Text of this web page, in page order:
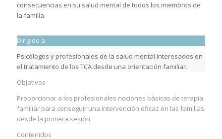
consecuencias en su salud mental de todos los miembros de
la familia.
Dirigido a
Psicólogos y profesionales de la salud mental interesados en
el tratamiento de los TCA desde una orientación familiar.
Objetivos
Proporcionar a los profesionales nociones básicas de terapia
familiar para conseguir una intervención eficaz en las familias
desde la primera sesión.
Contenidos